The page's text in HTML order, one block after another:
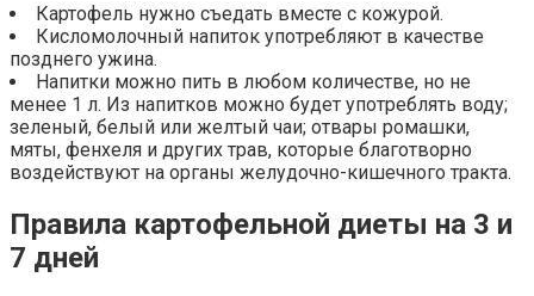
Картофель нужно съедать вместе с кожурой.
Кисломолочный напиток употребляют в качестве
позднего ужина.
Напитки можно пить в любом количестве, но не
менее 1 л. Из напитков можно будет употреблять воду;
зеленый, белый или желтый чаи; отвары ромашки,
мяты, фенхеля и других трав, которые благотворно
воздействуют на органы желудочно-кишечного тракта.
Правила картофельной диеты на 3 и
7 дней